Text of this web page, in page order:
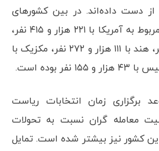
را از دست داده‌اند. در بین کشورهای
مختلف، بالاترین تلفات مربوط به آمریکا با ۲۲۱ هزار و ۴۱۵ نفر،
برزیل با ۱۵۱ هزار و ۱۶۱ نفر، هند با ۱۱۱ هزار و ۲۷۲ نفر، مکزیک با
برگزاری زمان انتخابات ریاست
معامله گران نسبت به تحولات
کشور نیز بیشتر شده است. تمایل